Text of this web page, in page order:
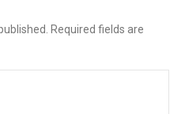
Required fields are